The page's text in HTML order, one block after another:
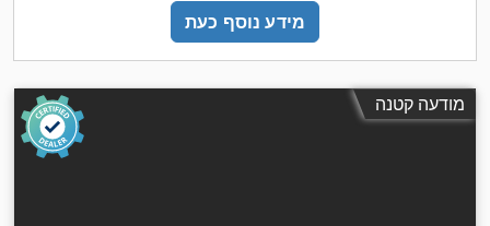
מידע נוסף כעת
מודעה קטנה